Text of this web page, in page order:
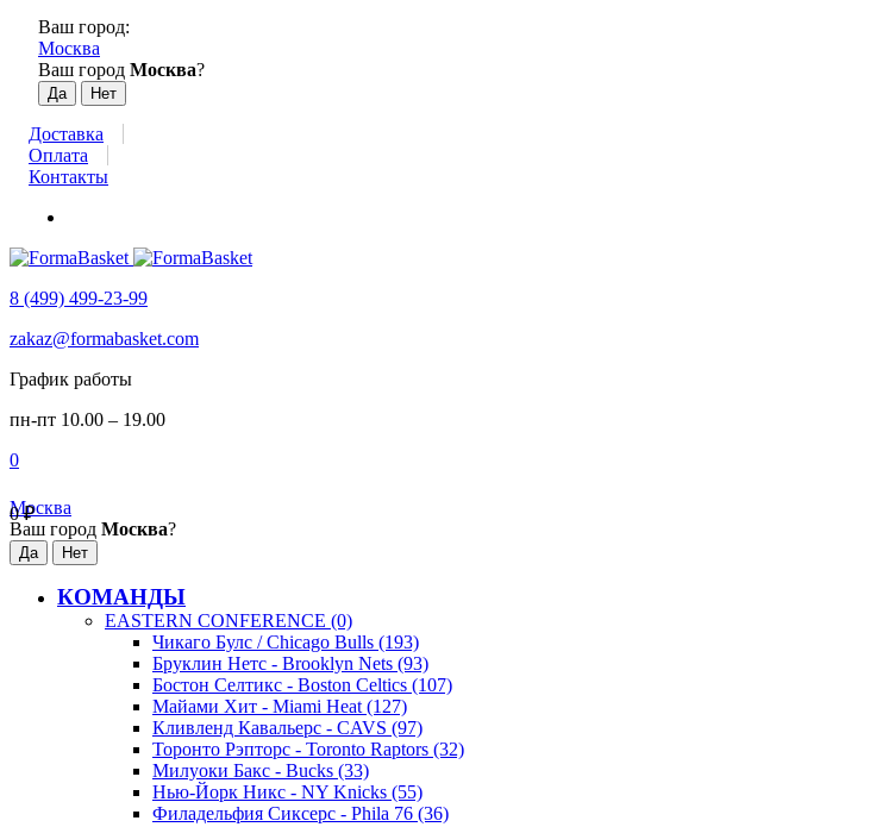
Ваш город:
Москва
Ваш город Москва?
Доставка
Оплата
Контакты
8 (499) 499-23-99
zakaz@formabasket.com
График работы
пн-пт 10.00 – 19.00
0
0₽
Москва
Ваш город Москва?
КОМАНДЫ
EASTERN CONFERENCE (0)
Чикаго Булс / Chicago Bulls (193)
Бруклин Нетс - Brooklyn Nets (93)
Бостон Селтикс - Boston Celtics (107)
Майами Хит - Miami Heat (127)
Кливленд Кавальерс - CAVS (97)
Торонто Рэпторс - Toronto Raptors (32)
Милуоки Бакс - Bucks (33)
Нью-Йорк Никс - NY Knicks (55)
Филадельфия Сиксерс - Phila 76 (36)